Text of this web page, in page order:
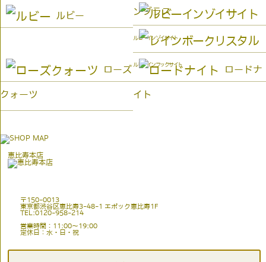
ングラス
ルビー
ルビーインゾイサイト
ルビーインフックサイト
ローズ
クォーツ
ロードナ
イト
恵比寿本店
〒150-0013
東京都渋谷区恵比寿3-48-1 エポック恵比寿1F
TEL:0120-958-214
営業時間：11:00〜19:00
定休日：水・日・祝